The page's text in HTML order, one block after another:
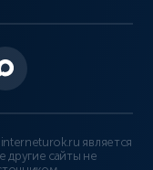
является
сайты не